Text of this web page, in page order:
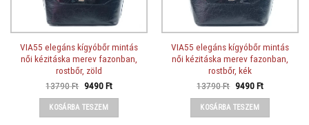
VIA55 elegáns kígyóbőr mintás
női kézitáska merev fazonban,
rostbőr, zöld
13790Ft Original
was:
13790 Ft.
9490FtCurrent
KOSÁRBA TESZEM
VIA55 elegáns kígyóbőr mintás
női kézitáska merev fazonban,
rostbőr, kék
13790Ft Original
was:
13790 Ft.
9490FtCurrent
KOSÁRBA TESZEM